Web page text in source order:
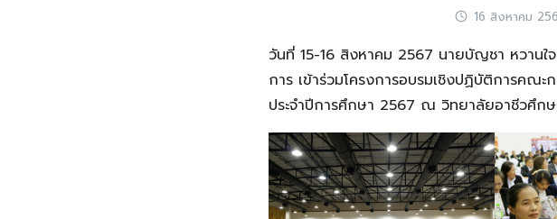
16 สิงหาคม
วันที่ 15-16 สิงหาคม 2567 นายบัญชา หวาน
การ เข้าร่วมโครงการอบรมเชิงปฏิบัติการคณ
ประจำปีการศึกษา 2567 ณ วิทยาลัยอาชีวศึก